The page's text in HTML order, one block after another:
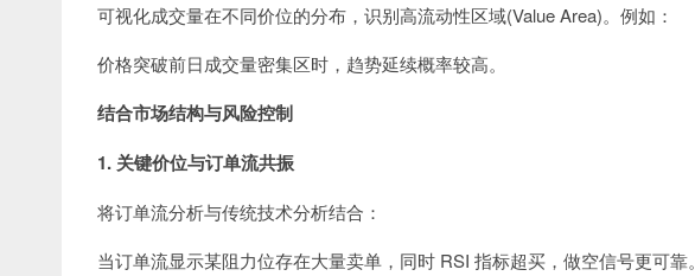
可视化成交量在不同价位的分布，识别高流动性区域(Value Area)。例如：
价格突破前日成交量密集区时，趋势延续概率较高。
结合市场结构与风险控制
1. 关键价位与订单流共振
将订单流分析与传统技术分析结合：
当订单流显示某阻力位存在大量卖单，同时 RSI 指标超买，做空信号更可靠。